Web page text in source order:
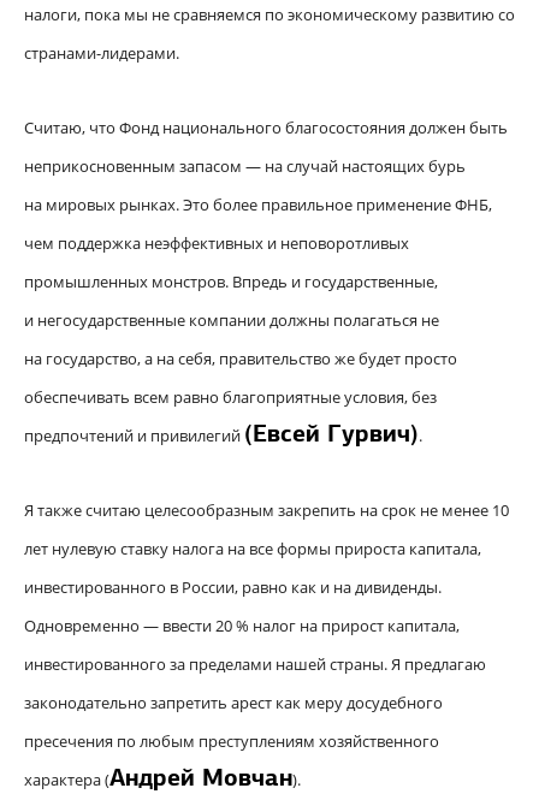
налоги, пока мы не сравняемся по экономическому развитию со
странами-лидерами.
Считаю, что Фонд национального благосостояния должен быть
неприкосновенным запасом — на случай настоящих бурь
на мировых рынках. Это более правильное применение ФНБ,
чем поддержка неэффективных и неповоротливых
промышленных монстров. Впредь и государственные,
и негосударственные компании должны полагаться не
на государство, а на себя, правительство же будет просто
обеспечивать всем равно благоприятные условия, без
предпочтений и привилегий (Евсей Гурвич).
Я также считаю целесообразным закрепить на срок не менее 10
лет нулевую ставку налога на все формы прироста капитала,
инвестированного в России, равно как и на дивиденды.
Одновременно — ввести 20 % налог на прирост капитала,
инвестированного за пределами нашей страны. Я предлагаю
законодательно запретить арест как меру досудебного
пресечения по любым преступлениям хозяйственного
характера (Андрей Мовчан).